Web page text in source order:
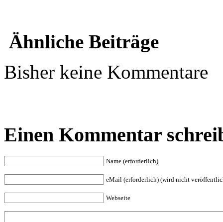
Ähnliche Beiträge
Bisher keine Kommentare
Einen Kommentar
Name (erforderlich)
eMail (erforderlich) (wird nicht
Webseite